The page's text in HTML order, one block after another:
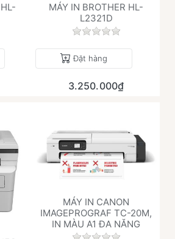
đánh giá nào cho sản phẩm này.
MÁY IN BROTHER HL-
L2321D
Chưa có đánh giá
Đặt hàng
3.250.000₫
MÁY IN CANON
IMAGEPROGRAF TC-20M,
IN MÀU A1 ĐA NĂNG